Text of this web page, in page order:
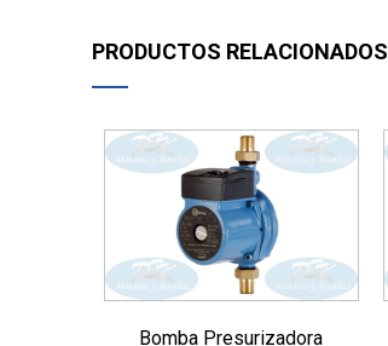
PRODUCTOS RELACIONADOS
Bomba Presurizadora